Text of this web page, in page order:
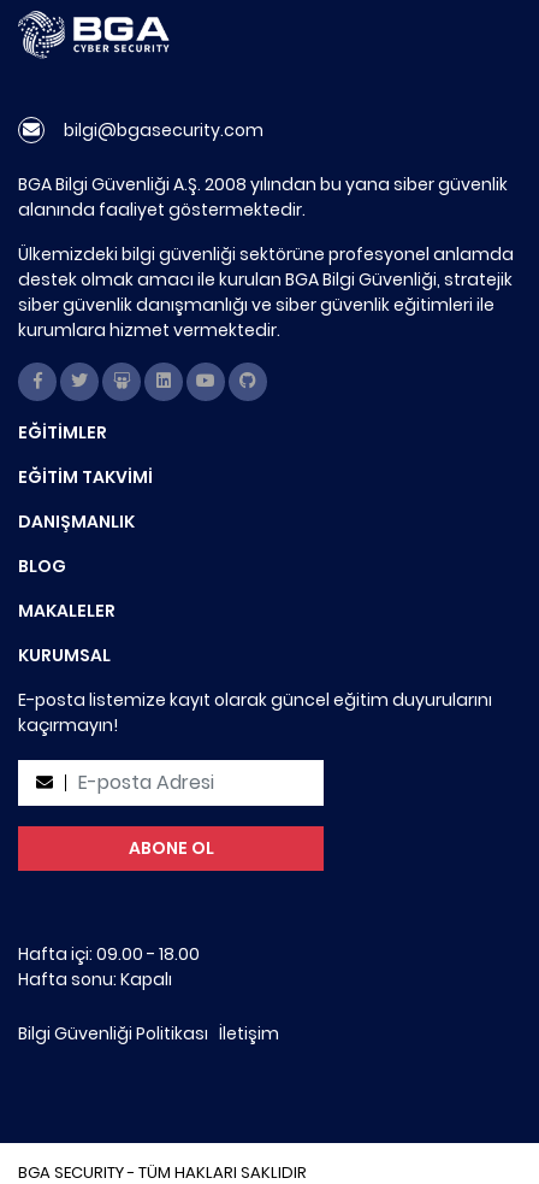
bilgi@bgasecurity.com
BGA Bilgi Güvenliği A.Ş. 2008 yılından bu yana siber güvenlik
alanında faaliyet göstermektedir.
Ülkemizdeki bilgi güvenliği sektörüne profesyonel anlamda
destek olmak amacı ile kurulan BGA Bilgi Güvenliği, stratejik
siber güvenlik danışmanlığı ve siber güvenlik eğitimleri ile
kurumlara hizmet vermektedir.
EĞİTİMLER
EĞİTİM TAKVİMİ
DANIŞMANLIK
BLOG
MAKALELER
KURUMSAL
E-posta listemize kayıt olarak güncel eğitim duyurularını
kaçırmayın!
Hafta içi: 09.00 - 18.00
Hafta sonu: Kapalı
Bilgi Güvenliği Politikası İletişim
BGA SECURITY - TÜM HAKLARI SAKLIDIR